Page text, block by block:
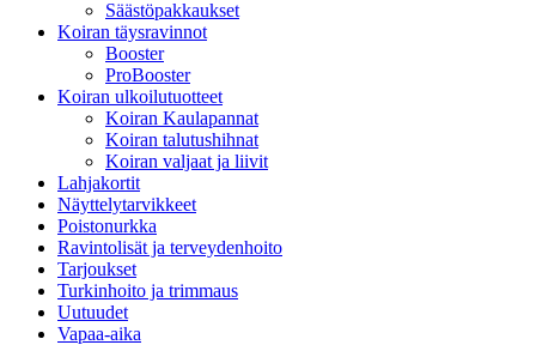
Säästöpakkaukset
Koiran täysravinnot
Booster
ProBooster
Koiran ulkoilutuotteet
Koiran Kaulapannat
Koiran talutushihnat
Koiran valjaat ja liivit
Lahjakortit
Näyttelytarvikkeet
Poistonurkka
Ravintolisät ja terveydenhoito
Tarjoukset
Turkinhoito ja trimmaus
Uutuudet
Vapaa-aika